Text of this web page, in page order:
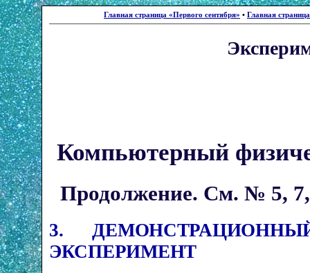
Главная страница «Первого сентября» • Главная
Компьютерный
Продолжение. См. № 5, 7,
3.
ЭКСПЕРИМЕНТ